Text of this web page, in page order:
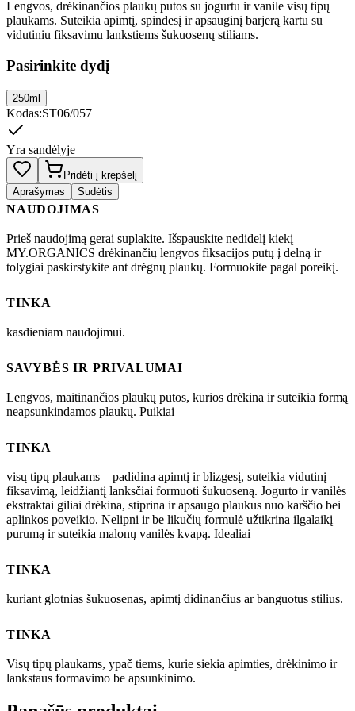
Lengvos, drėkinančios plaukų putos su jogurtu ir vanile visų tipų
plaukams. Suteikia apimtį, spindesį ir apsauginį barjerą kartu su
vidutiniu fiksavimu lankstiems šukuosenų stiliams.
Pasirinkite dydį
250ml
Kodas:ST06/057
Yra sandėlyje
Pridėti į krepšelį
Aprašymas
Sudėtis
NAUDOJIMAS
Prieš naudojimą gerai suplakite. Išspauskite nedidelį kiekį
MY.ORGANICS drėkinančių lengvos fiksacijos putų į delną ir
tolygiai paskirstykite ant drėgnų plaukų. Formuokite pagal poreikį.
TINKA
kasdieniam naudojimui.
SAVYBĖS IR PRIVALUMAI
Lengvos, maitinančios plaukų putos, kurios drėkina ir suteikia formą
neapsunkindamos plaukų. Puikiai
TINKA
visų tipų plaukams – padidina apimtį ir blizgesį, suteikia vidutinį
fiksavimą, leidžiantį lanksčiai formuoti šukuoseną. Jogurto ir vanilės
ekstraktai giliai drėkina, stiprina ir apsaugo plaukus nuo karščio bei
aplinkos poveikio. Nelipni ir be likučių formulė užtikrina ilgalaikį
purumą ir suteikia malonų vanilės kvapą. Idealiai
TINKA
kuriant glotnias šukuosenas, apimtį didinančius ar banguotus stilius.
TINKA
Visų tipų plaukams, ypač tiems, kurie siekia apimties, drėkinimo ir
lankstaus formavimo be apsunkinimo.